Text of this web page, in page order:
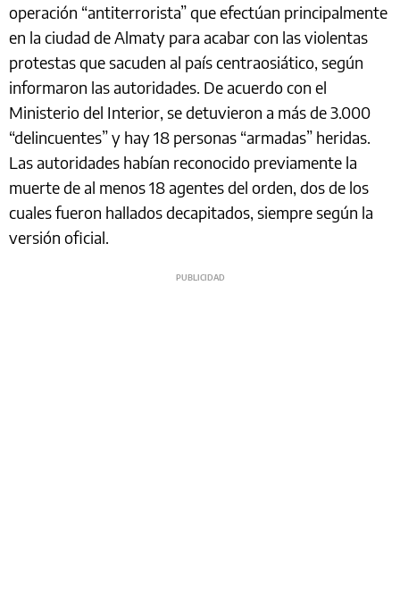
operación “antiterrorista” que efectúan principalmente
en la ciudad de Almaty para acabar con las violentas
protestas que sacuden al país centraosiático, según
informaron las autoridades. De acuerdo con el
Ministerio del Interior, se detuvieron a más de 3.000
“delincuentes” y hay 18 personas “armadas” heridas.
Las autoridades habían reconocido previamente la
muerte de al menos 18 agentes del orden, dos de los
cuales fueron hallados decapitados, siempre según la
versión oficial.